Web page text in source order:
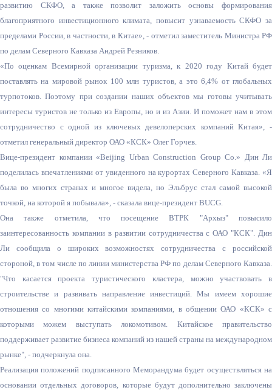
развитию СКФО, а также позволит заложить основы формирования
благоприятного инвестиционного климата, повысит узнаваемость СКФО за
пределами России, в частности, в Китае», - отметил заместитель Министра РФ
по делам Северного Кавказа Андрей Резников.
«По оценкам Всемирной организации туризма, к 2020 году Китай будет
поставлять на мировой рынок 100 млн туристов, а это 6,4% от глобальных
турпотоков. Поэтому при создании наших объектов мы готовы учитывать
интересы туристов не только из Европы, но и из Азии. И поможет нам в этом
сотрудничество с одной из ключевых девелоперских компаний Китая», -
отметил генеральный директор ОАО «КСК» Олег Горчев.
Вице-президент компании«Beijing Urban Construction Group Co.» Дин Ли
поделилась впечатлениями от увиденного на курортах Северного Кавказа. «Я
была во многих странах и многое видела, но Эльбрус стал самой высокой
точкой, на которой я побывала», - сказала вице-президент BUCG.
Она также отметила, что посещение ВТРК "Архыз" повысило
заинтересованность компании в развитии сотрудничества с ОАО "КСК". Дин
Ли сообщила о широких возможностях сотрудничества с российской
стороной, в том числе по линии министерства РФ по делам Северного Кавказа.
"Что касается проекта туристического кластера, можно участвовать в
строительстве и развивать направление инвестиций. Мы имеем хорошие
отношения со многими китайскими компаниями, в общении ОАО «КСК» с
которыми можем выступать локомотивом. Китайское правительство
поддерживает развитие бизнеса компаний из нашей страны на международном
рынке", - подчеркнула она.
Реализация положений подписанного Меморандума будет осуществляться на
основании отдельных договоров, которые будут дополнительно заключены